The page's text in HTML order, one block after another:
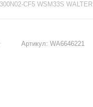
CF5 WSM33S WALTER
Артикул: WA6646221